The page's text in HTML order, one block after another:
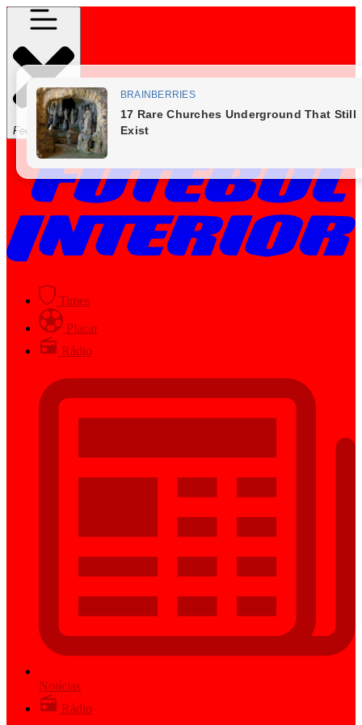
Fechar Menu
Times
Placar
Rádio
Notícias
Rádio